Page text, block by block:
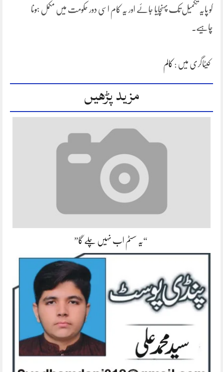
کو پایہ تکمیل تک پہنچایا جائے اور یہ کام اسی دور حکومت میں مکمل ہونا
چاہیے۔
کیٹاگری میں : کالم
مزید پڑھیں
“یہ سسٹم اب نہیں چلے گا”